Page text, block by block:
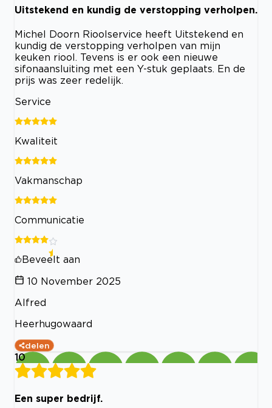
Uitstekend en kundig de verstopping verholpen.
Michel Doorn Rioolservice heeft Uitstekend en
kundig de verstopping verholpen van mijn
keuken riool. Tevens is er ook een nieuwe
sifonaansluiting met een Y-stuk geplaats. En de
prijs was zeer redelijk.
Service
Kwaliteit
Vakmanschap
Communicatie
Beveelt aan
10 November 2025
Alfred
Heerhugowaard
delen
10
Een super bedrijf.